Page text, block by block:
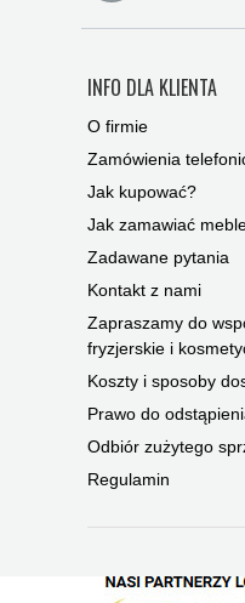
INFO DLA KLIENTA
O firmie
Zamówienia
Jak kupować?
Jak zamawiać
Zadawane pytania
Kontakt z nami
Zapraszamy do
fryzjerskie i
Koszty i sposoby
Prawo do
Odbiór zużytego
Regulamin